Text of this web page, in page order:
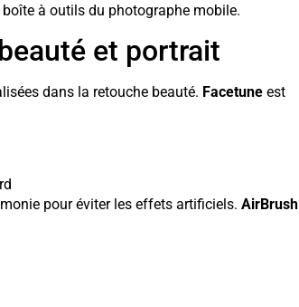
à outils du photographe mobile.
et portrait
dans la retouche beauté. Facetuneest
pour éviter les effets artificiels. AirBrush